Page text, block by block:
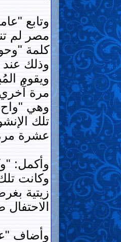
وتابع
مصر لم
كلمة
وذلك عند
ويقوم
مرة آُخري
وهي "واح
تلك
عشرة
وأكمل:
وكانت
زيتية